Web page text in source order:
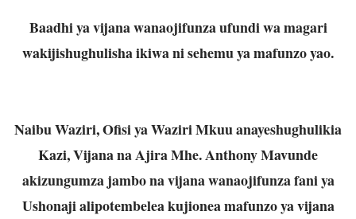
Baadhi ya vijana wanaojifunza ufundi wa magari
wakijishughulisha ikiwa ni sehemu ya mafunzo yao.
Naibu Waziri, Ofisi ya Waziri Mkuu anayeshughulikia
Kazi, Vijana na Ajira Mhe. Anthony Mavunde
akizungumza jambo na vijana wanaojifunza fani ya
Ushonaji alipotembelea kujionea mafunzo ya vijana